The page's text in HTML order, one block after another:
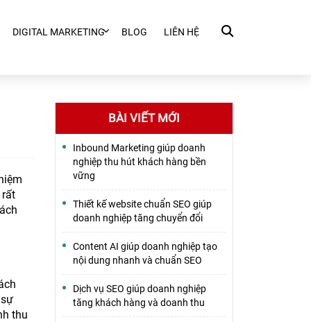
DIGITAL MARKETING BLOG LIÊN HỆ
rất
thu
BÀI VIẾT MỚI
Inbound Marketing giúp doanh
nghiệp thu hút khách hàng bền
vững
Thiết kế website chuẩn SEO giúp
doanh nghiệp tăng chuyển đổi
Content AI giúp doanh nghiệp tạo
nội dung nhanh và chuẩn SEO
Dịch vụ SEO giúp doanh nghiệp
tăng khách hàng và doanh thu